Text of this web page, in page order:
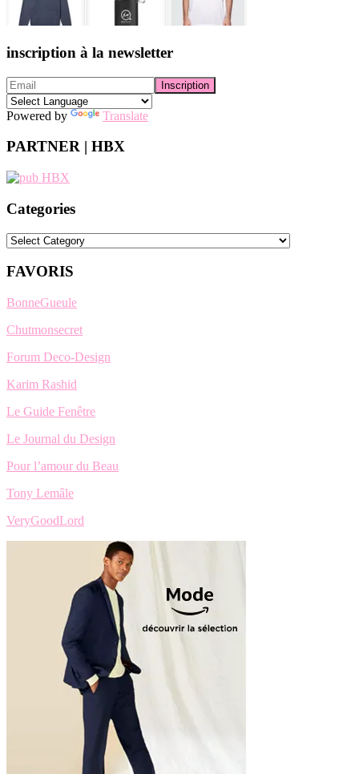
inscription à la newsletter
Powered by Translate
PARTNER | HBX
Categories
Categories
FAVORIS
BonneGueule
Chutmonsecret
Forum Deco-Design
Karim Rashid
Le Guide Fenêtre
Le Journal du Design
Pour l’amour du Beau
Tony Lemâle
VeryGoodLord